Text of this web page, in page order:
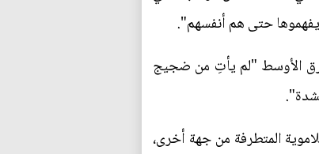
يفهموها حتى هم أنفسهم".
الأوسط "لم يأتِ من ضجيج
المتطرفة من جهة أخرى،